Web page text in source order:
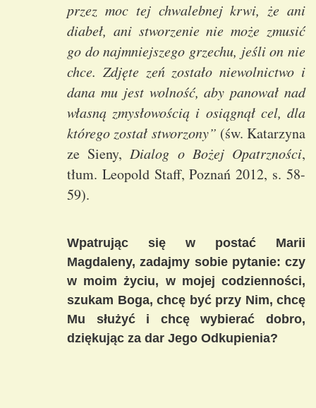
przez moc tej chwalebnej krwi, że ani
diabeł, ani stworzenie nie może zmusić
go do najmniejszego grzechu, jeśli on nie
chce. Zdjęte zeń zostało niewolnictwo i
dana mu jest wolność, aby panował nad
własną zmysłowością i osiągnął cel, dla
którego został stworzony” (św. Katarzyna
ze Sieny,Dialog o Bożej Opatrzności,
tłum. Leopold Staff, Poznań 2012, s. 58-
59).
Wpatrując się w postać Marii
Magdaleny, zadajmy sobie pytanie: czy
w moim życiu, w mojej codzienności,
szukam Boga, chcę być przy Nim, chcę
Mu służyć i chcę wybierać dobro,
dziękując za dar Jego Odkupienia?